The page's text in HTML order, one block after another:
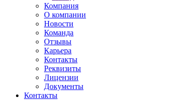
Компания
О компании
Новости
Команда
Отзывы
Карьера
Контакты
Реквизиты
Лицензии
Документы
Контакты